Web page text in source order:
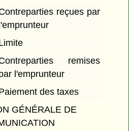
reçues par
l'emprunteur
remises
l'emprunteur
des taxes
GÉNÉRALE DE